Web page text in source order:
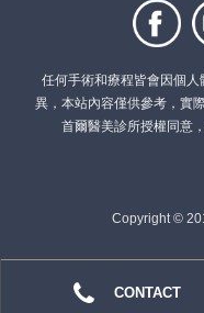
CONTACT
任何手術和療程皆會因個
異，本站內容僅供參考，實
首爾醫美診所授權同意
Copyright ©